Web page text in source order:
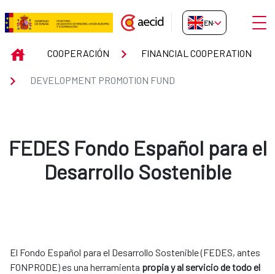
Skip to Main Content
DEVELOPMENT PROMOTION
EN-GB
INICIOCOOPERACIÓN FINANCIAL COOPERATION
DEVELOPMENT PROMOTION FUND
FEDES Fondo Español para el
Desarrollo Sostenible
El Fondo Español para el Desarrollo Sostenible (FEDES, antes
FONPRODE) es una herramienta propia y al servicio de todo el